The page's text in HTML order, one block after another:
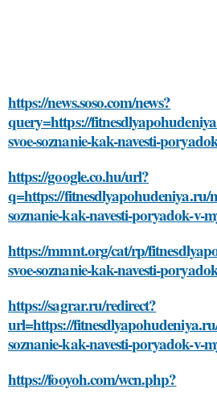
https://news.soso.com/news?
query=https://
svoe-soznanie-kak-navesti-
https://google.co.hu/url?
q=https://fitnesdlyapohudeniya.ru/
soznanie-kak-navesti-poryadok-v-
https://mmnt.org/cat/rp/
svoe-soznanie-kak-navesti-
https://sagrar.ru/redirect?
url=https://
soznanie-kak-navesti-poryadok-v-
https://fooyoh.com/wcn.php?